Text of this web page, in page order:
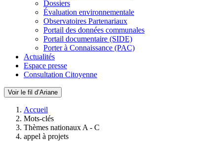
Dossiers
Évaluation environnementale
Observatoires Partenariaux
Portail des données communales
Portail documentaire (SIDE)
Porter à Connaissance (PAC)
Actualités
Espace presse
Consultation Citoyenne
Voir le fil d’Ariane
Accueil
Mots-clés
Thèmes nationaux A - C
appel à projets